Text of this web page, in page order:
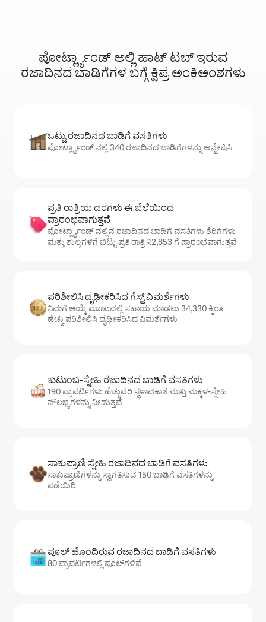
ಪೋರ್ಟ್ಲ್ಯಾಂಡ್ ಅಲ್ಲಿ ಹಾಟ್ ‌ಟಬ್ ಇರುವ
ರಜಾದಿನದ ಬಾಡಿಗೆಗಳ ಬಗ್ಗೆ ಕ್ಷಿಪ್ರ ಅಂಕಿಅಂಶಗಳು
ಒಟ್ಟು ರಜಾದಿನದ ಬಾಡಿಗೆ ವಸತಿಗಳು
ಪೋರ್ಟ್ಲ್ಯಾಂಡ್ ನಲ್ಲಿ 340 ರಜಾದಿನದ ಬಾಡಿಗೆಗಳನ್ನು ಅನ್ವೇಷಿಸಿ
ಪ್ರತಿ ರಾತ್ರಿಯ ದರಗಳು ಈ ಬೆಲೆಯಿಂದ
ಪ್ರಾರಂಭವಾಗುತ್ತವೆ
ಪೋರ್ಟ್ಲ್ಯಾಂಡ್ ನಲ್ಲಿನ ರಜಾದಿನದ ಬಾಡಿಗೆ ವಸತಿಗಳು ತೆರಿಗೆಗಳು
ಮತ್ತು ಶುಲ್ಕಗಳಿಗೆ ಬಿಟ್ಟು ಪ್ರತಿ ರಾತ್ರಿ ₹2,853 ಗೆ ಪ್ರಾರಂಭವಾಗುತ್ತವೆ
ಪರಿಶೀಲಿಸಿ ದೃಢೀಕರಿಸಿದ ಗೆಸ್ಟ್ ವಿಮರ್ಶೆಗಳು
ನಿಮಗೆ ಆಯ್ಕೆ ಮಾಡುವಲ್ಲಿ ಸಹಾಯ ಮಾಡಲು 34,330 ಕ್ಕಿಂತ
ಹೆಚ್ಚು ಪರಿಶೀಲಿಸಿ ದೃಢೀಕರಿಸಿದ ವಿಮರ್ಶೆಗಳು
ಕುಟುಂಬ-ಸ್ನೇಹಿ ರಜಾದಿನದ ಬಾಡಿಗೆ ವಸತಿಗಳು
190 ಪ್ರಾಪರ್ಟಿಗಳು ಹೆಚ್ಚುವರಿ ಸ್ಥಳಾವಕಾಶ ಮತ್ತು ಮಕ್ಕಳ-ಸ್ನೇಹಿ
ಸೌಲಭ್ಯಗಳನ್ನು ನೀಡುತ್ತವೆ
ಸಾಕುಪ್ರಾಣಿ ಸ್ನೇಹಿ ರಜಾದಿನದ ಬಾಡಿಗೆ ವಸತಿಗಳು
ಸಾಕುಪ್ರಾಣಿಗಳನ್ನು ಸ್ವಾಗತಿಸುವ 150 ಬಾಡಿಗೆ ವಸತಿಗಳನ್ನು
ಪಡೆಯಿರಿ
ಪೂಲ್ ಹೊಂದಿರುವ ರಜಾದಿನದ ಬಾಡಿಗೆ ವಸತಿಗಳು
80 ಪ್ರಾಪರ್ಟಿಗಳಲ್ಲಿ ಪೂಲ್‌‌‌‌‌‌‌‌‌ಗಳಿವೆ